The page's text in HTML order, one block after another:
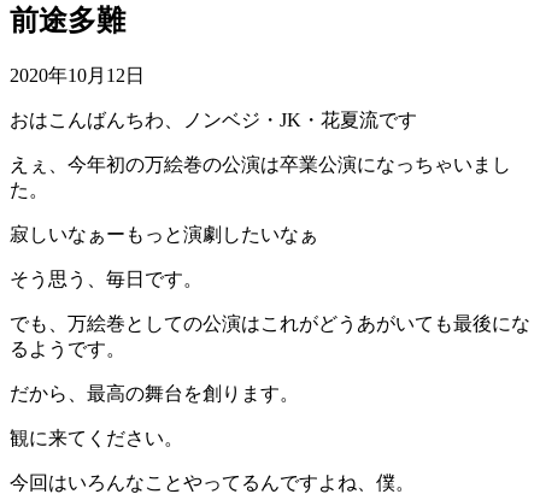
前途多難
2020年10月12日
おはこんばんちわ、ノンベジ・JK・花夏流です
えぇ、今年初の万絵巻の公演は卒業公演になっちゃいまし
た。
寂しいなぁーもっと演劇したいなぁ
そう思う、毎日です。
でも、万絵巻としての公演はこれがどうあがいても最後にな
るようです。
だから、最高の舞台を創ります。
観に来てください。
今回はいろんなことやってるんですよね、僕。